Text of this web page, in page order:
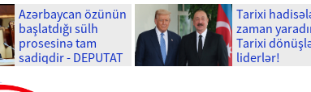
Azərbaycan özünün
başlatdığı sülh
prosesinə tam
sadiqdir - DEPUTAT
Tarixi
zaman
Tarixi
liderlər!